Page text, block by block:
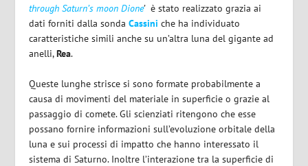
through Saturn’s moon Dione’è stato realizzato grazia ai
dati forniti dalla sondaCassini che ha individuato
caratteristiche simili anche su un’altra luna del gigante ad
anelli,Rea.
Queste lunghe strisce si sono formate probabilmente a
causa di movimenti del materiale in superficie o grazie al
passaggio di comete. Gli scienziati ritengono che esse
possano fornire informazioni sull’evoluzione orbitale della
luna e sui processi di impatto che hanno interessato il
sistema di Saturno. Inoltre l’interazione tra la superficie di